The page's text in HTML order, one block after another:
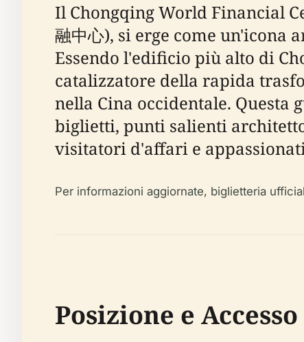
Il Chongqing World Financial
融中心), si erge come un'icona
Essendo l'edificio più alto di
catalizzatore della rapida
nella Cina occidentale.
biglietti, punti salienti
visitatori d'affari e
Per informazioni aggiornate, biglietteria
Posizione e Accesso